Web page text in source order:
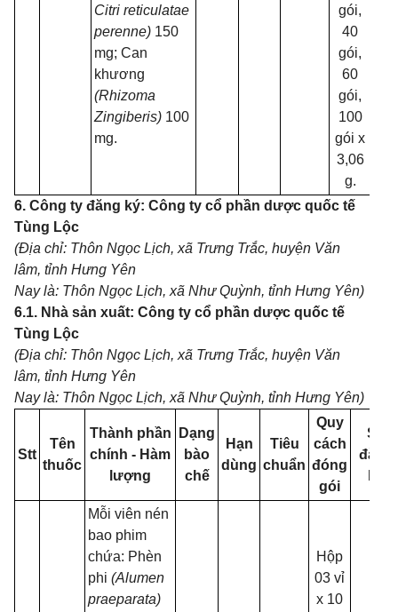
Citri reticulatae
perenne) 150
mg; Can
khương
(Rhizoma
Zingiberis) 100
mg.
gói,
40
gói,
60
gói,
100
gói x
3,06
g.
6. Công ty đăng ký: Công ty cổ phần dược quốc tế
Tùng Lộc
(Địa chỉ: Thôn Ngọc Lịch, xã Trưng Trắc, huyện Văn
lâm, tỉnh Hưng Yên
Nay là: Thôn Ngọc Lịch, xã Như Quỳnh, tỉnh Hưng Yên)
6.1. Nhà sản xuất: Công ty cổ phần dược quốc tế
Tùng Lộc
(Địa chỉ: Thôn Ngọc Lịch, xã Trưng Trắc, huyện Văn
lâm, tỉnh Hưng Yên
Nay là: Thôn Ngọc Lịch, xã Như Quỳnh, tỉnh Hưng Yên)
Stt
Tên
thuốc
Thành phần
chính - Hàm
lượng
Dạng
bào
chế
Hạn
dùng
Tiêu
chuẩn
Quy
cách
đóng
gói
Số
đăng
Mỗi viên nén
bao phim
chứa: Phèn
phi (Alumen
praeparata)
Hộp
03 vỉ
x 10